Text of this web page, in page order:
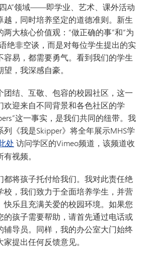
A”领域——即学业、艺术、课外活动
，同时培养坚定的道德准则。新生
大核心价值观：“做正确的事”和“为
绝非空谈，而是对每位学生提出的实
容易，都需要勇气。看到我们的学生
，我深感自豪。
团结、互敬、包容的校园社区，这一
欢迎来自不同背景和各色社区的学
这一事实，是我们共同的纽带。我
《我是Skipper》将全年展示MHS学
处 访问学区的Vimeo频道，该频道收
视频。
都将孩子托付给我们。我对此责任绝
校，我们致力于全面培养学生，并营
快乐且充满关爱的校园环境。如果您
的孩子需要帮助，请首先通过电话或
辅导员。同样，我的办公室大门始终
提出任何反馈意见。